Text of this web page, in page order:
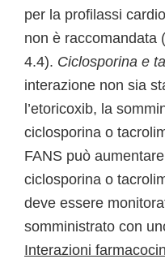
per la profilassi
non è raccomandata
4.4). Ciclosporina e
interazione non sia
l’etoricoxib, la
ciclosporina o
FANS può
ciclosporina o
deve essere
somministrato con
Interazioni